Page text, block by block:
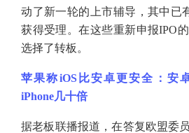
动了新一轮的上市辅导，其中已
获得受理。在这些重新申报IPO
选择了转板。
苹果称iOS比安卓更安全：安
iPhone几十倍
据老板联播报道，在答复欧盟委